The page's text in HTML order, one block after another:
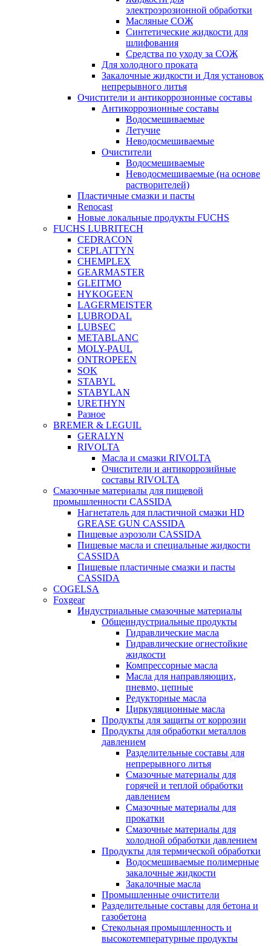
электроэрозионной обработки
Масляные СОЖ
Синтетические жидкости для
шлифования
Средства по уходу за СОЖ
Для холодного проката
Закалочные жидкости и Для установок
непрерывного литья
Очистители и антикоррозионные составы
Антикоррозионные составы
Водосмешиваемые
Летучие
Неводосмешиваемые
Очистители
Водосмешиваемые
Неводосмешиваемые (на основе
растворителей)
Пластичные смазки и пасты
Renocast
Новые локальные продукты FUCHS
FUCHS LUBRITECH
CEDRACON
CEPLATTYN
CHEMPLEX
GEARMASTER
GLEITMO
HYKOGEEN
LAGERMEISTER
LUBRODAL
LUBSEC
METABLANC
MOLY-PAUL
ONTROPEEN
SOK
STABYL
STABYLAN
URETHYN
Разное
BREMER & LEGUIL
GERALYN
RIVOLTA
Масла и смазки RIVOLTA
Очистители и антикоррозийные
составы RIVOLTA
Смазочные материалы для пищевой
промышленности CASSIDA
Нагнетатель для пластичной смазки HD
GREASE GUN CASSIDA
Пищевые аэрозоли CASSIDA
Пищевые масла и специальные жидкости
CASSIDA
Пищевые пластичные смазки и пасты
CASSIDA
COGELSA
Foxgear
Индустриальные смазочные материалы
Общеиндустриальные продукты
Гидравлические масла
Гидравлические огнестойкие
жидкости
Компрессорные масла
Масла для направляющих,
пневмо, цепные
Редукторные масла
Циркуляционные масла
Продукты для защиты от коррозии
Продукты для обработки металлов
давлением
Разделительные составы для
непрерывного литья
Смазочные материалы для
горячей и теплой обработки
давлением
Смазочные материалы для
прокатки
Смазочные материалы для
холодной обработки давлением
Продукты для термической обработки
Водосмешиваемые полимерные
закалочные жидкости
Закалочные масла
Промышленные очистители
Разделительные составы для бетона и
газобетона
Стекольная промышленность и
высокотемпературные продукты